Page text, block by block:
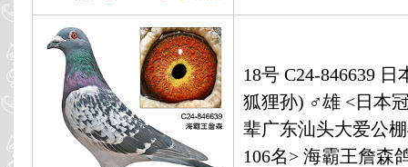
18号 C24-846639
狐狸孙) ♂雄 <日本
辈广东汕头大爱公
106名> 海霸王詹森